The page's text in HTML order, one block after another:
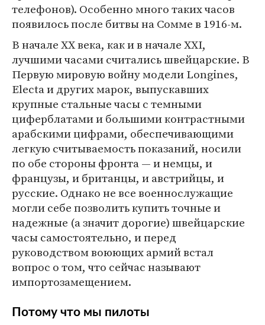
телефонов). Особенно много таких часов
появилось после битвы на Сомме в 1916-м.
В начале ХХ века, как и в начале XXI,
лучшими часами считались швейцарские. В
Первую мировую войну модели Longines,
Electa и других марок, выпускавших
крупные стальные часы с темными
циферблатами и большими контрастными
арабскими цифрами, обеспечивающими
легкую считываемость показаний, носили
по обе стороны фронта — и немцы, и
французы, и британцы, и австрийцы, и
русские. Однако не все военнослужащие
могли себе позволить купить точные и
надежные (а значит дорогие) швейцарские
часы самостоятельно, и перед
руководством воюющих армий встал
вопрос о том, что сейчас называют
импортозамещением.
Потому что мы пилоты